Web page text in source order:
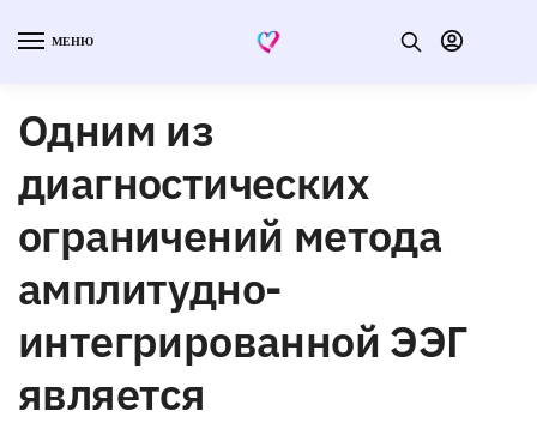
МЕНЮ
Одним из
диагностических
ограничений метода
амплитудно-
интегрированной ЭЭГ
является